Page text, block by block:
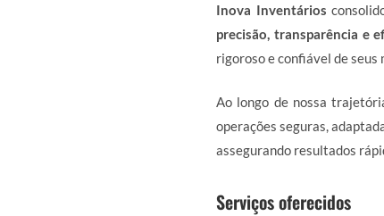
Inova Inventários
precisão, transparência e
rigoroso e confiável de seus
Ao longo de nossa
operações seguras,
assegurando resultados
Serviços oferecidos